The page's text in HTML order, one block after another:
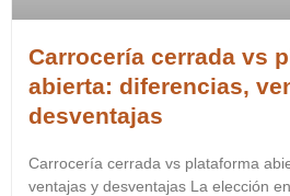
Carrocería cerrada vs
abierta: diferencias,
desventajas
Carrocería cerrada vs plataforma
ventajas y desventajas La elección